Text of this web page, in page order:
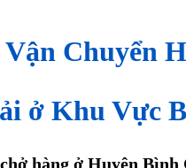
Chuyển
ở Khu Vực
hàng ở Huyện Bình